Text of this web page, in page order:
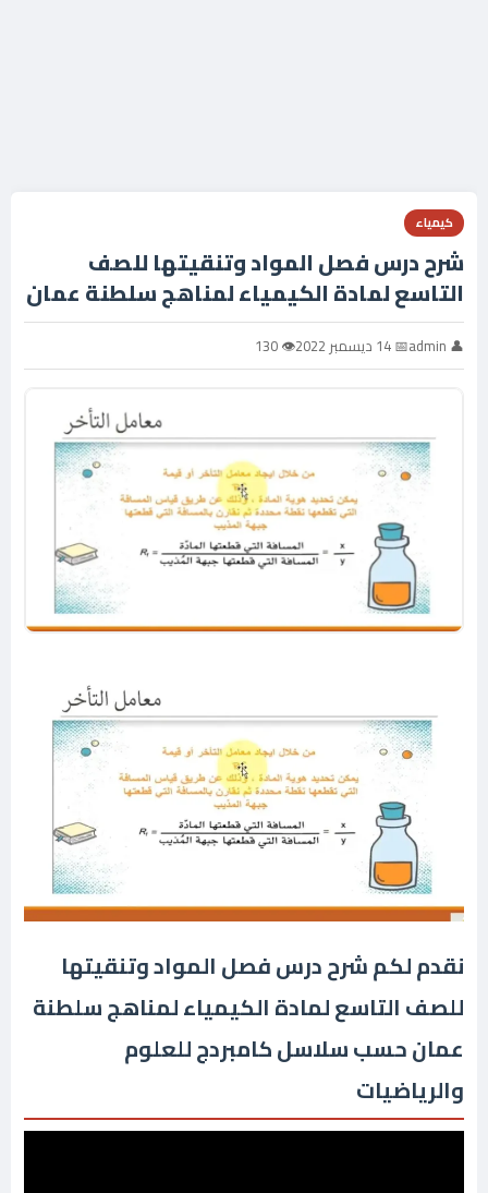
كيمياء
شرح درس فصل المواد وتنقيتها للصف
التاسع لمادة الكيمياء لمناهج سلطنة عمان
👤 admin 📅 14 ديسمبر 2022 👁 130
نقدم لكم شرح درس فصل المواد وتنقيتها
للصف التاسع لمادة الكيمياء لمناهج سلطنة
عمان حسب سلاسل كامبردج للعلوم
والرياضيات